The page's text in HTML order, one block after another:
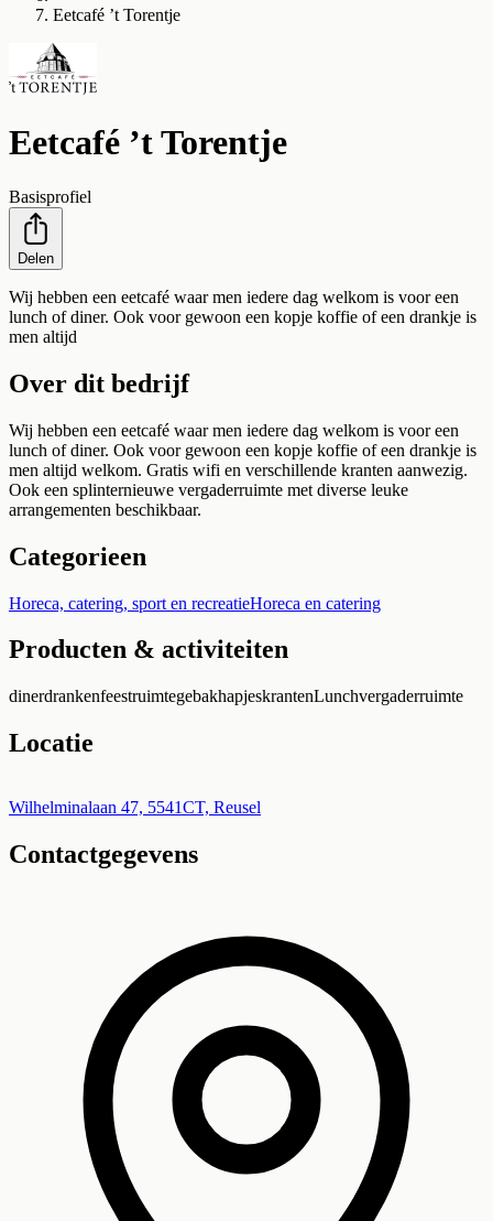
Eetcafé ’t Torentje
Eetcafé ’t Torentje
Basisprofiel
Delen
Wij hebben een eetcafé waar men iedere dag welkom is voor een
lunch of diner. Ook voor gewoon een kopje koffie of een drankje is
men altijd
Over dit bedrijf
Wij hebben een eetcafé waar men iedere dag welkom is voor een
lunch of diner. Ook voor gewoon een kopje koffie of een drankje is
men altijd welkom. Gratis wifi en verschillende kranten aanwezig.
Ook een splinternieuwe vergaderruimte met diverse leuke
arrangementen beschikbaar.
Categorieen
Horeca, catering, sport en recreatieHoreca en catering
Producten & activiteiten
dinerdrankenfeestruimtegebakhapjeskrantenLunchvergaderruimte
Locatie
+
−
Wilhelminalaan 47, 5541CT, Reusel
Contactgegevens